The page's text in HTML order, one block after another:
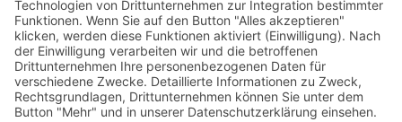
ZURÜCK
So erreichen Sie uns: